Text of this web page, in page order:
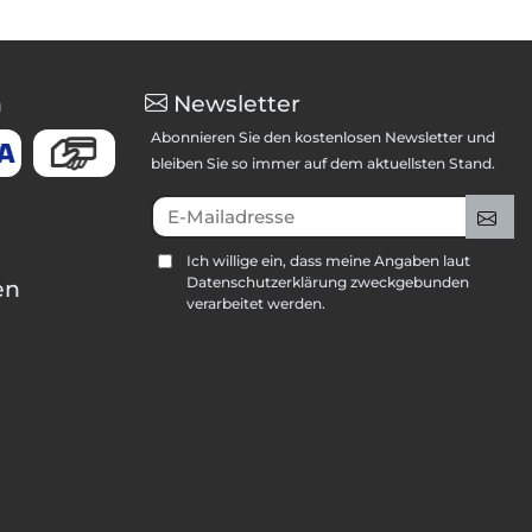
Newsletter
Abonnieren Sie den kostenlosen Newsletter und
bleiben Sie so immer auf dem aktuellsten Stand.
E-Mailadresse
Ich willige ein, dass meine Angaben laut
Datenschutzerklärung zweckgebunden
verarbeitet werden.